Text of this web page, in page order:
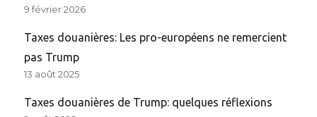
9 février 2026
Taxes douanières: Les pro-européens ne remercient
pas Trump
13 août 2025
Taxes douanières de Trump: quelques réflexions